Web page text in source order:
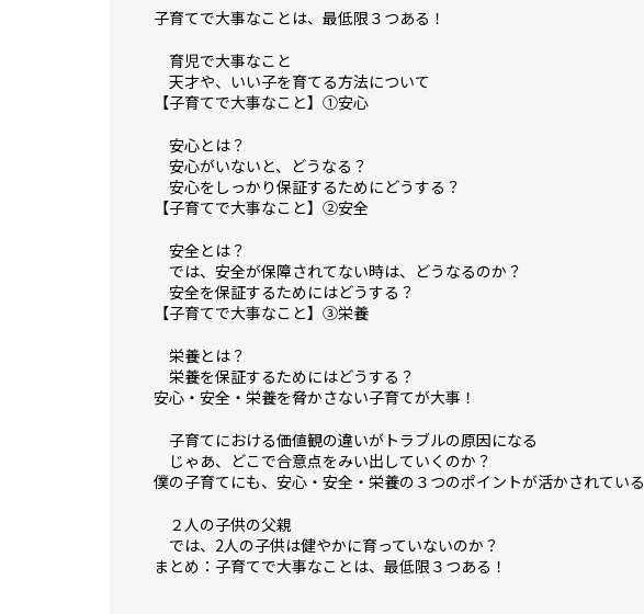
子育てで大事なことは、最低限３つある！
育児で大事なこと
天才や、いい子を育てる方法について
【子育てで大事なこと】①安心
安心とは？
安心がいないと、どうなる？
安心をしっかり保証するためにどうする？
【子育てで大事なこと】②安全
安全とは？
では、安全が保障されてない時は、どうなるのか？
安全を保証するためにはどうする？
【子育てで大事なこと】③栄養
栄養とは？
栄養を保証するためにはどうする？
安心・安全・栄養を脅かさない子育てが大事！
子育てにおける価値観の違いがトラブルの原因になる
じゃあ、どこで合意点をみい出していくのか？
僕の子育てにも、安心・安全・栄養の３つのポイントが活かされている
２人の子供の父親
では、2人の子供は健やかに育っていないのか？
まとめ：子育てで大事なことは、最低限３つある！